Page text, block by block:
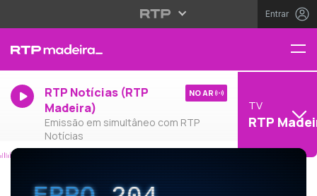
Entrar
RTP Notícias (RTP
Madeira)
Emissão em simultâneo com RTP
Notícias
NO AR
TV
RTP